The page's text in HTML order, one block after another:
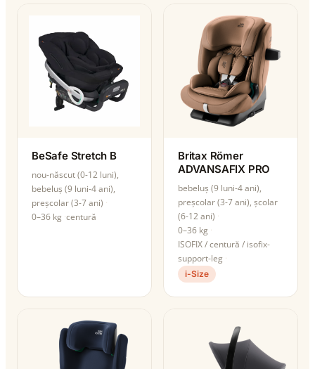
BeSafe Stretch B
nou-născut (0-12 luni),
bebeluș (9 luni-4 ani),
preșcolar (3-7 ani)
0–36 kg centură
Britax Römer
ADVANSAFIX PRO
bebeluș (9 luni-4 ani),
preșcolar (3-7 ani), școlar
(6-12 ani)
0–36 kg
ISOFIX / centură / isofix-
support-leg
i-Size